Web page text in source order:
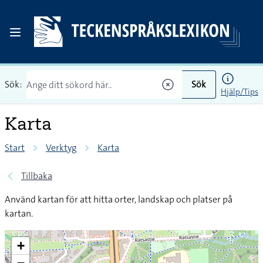
Sök: Sök
Hjälp/Tips
Karta
Start Verktyg Karta
Tillbaka
Använd kartan för att hitta orter, landskap och platser på
kartan.
+